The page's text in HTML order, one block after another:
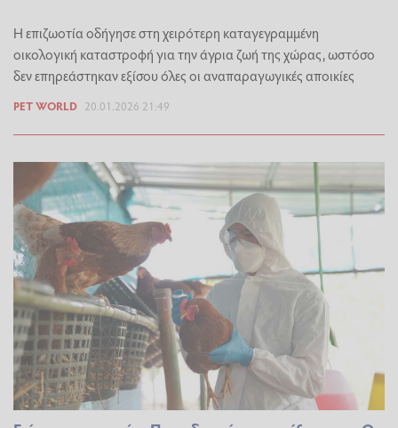
Η επιζωοτία οδήγησε στη χειρότερη καταγεγραμμένη
οικολογική καταστροφή για την άγρια ζωή της χώρας, ωστόσο
δεν επηρεάστηκαν εξίσου όλες οι αναπαραγωγικές αποικίες
PET WORLD 20.01.2026 21:49